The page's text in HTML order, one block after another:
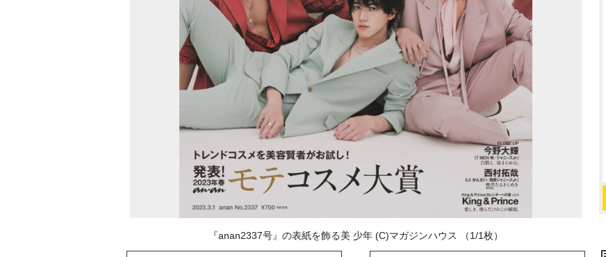
『anan2337号』の表紙を飾る美 少年 (C)マガジンハウス （1/1枚）